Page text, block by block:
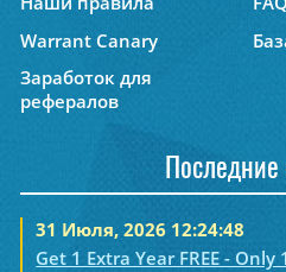
Warrant Canary
Заработок для
рефералов
31 Июля, 2026 12:24:48
Get 1 Extra Year FREE -